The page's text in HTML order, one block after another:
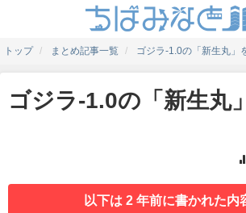
トップ まとめ記事一覧 ゴジラ-1.0の「新生丸」
ゴジラ-1.0の「新生丸
以下は 2 年前に書かれた内